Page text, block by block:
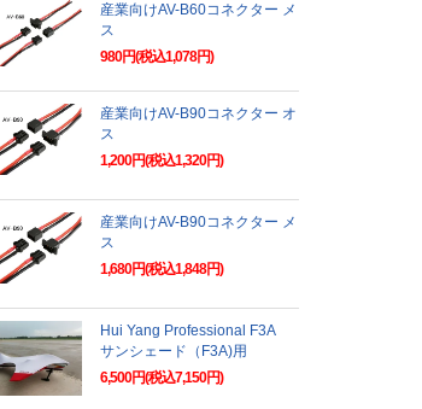
産業向けAV-B60コネクター メ
ス
980円(税込1,078円)
産業向けAV-B90コネクター オ
ス
1,200円(税込1,320円)
産業向けAV-B90コネクター メ
ス
1,680円(税込1,848円)
Hui Yang Professional F3A
サンシェード（F3A)用
6,500円(税込7,150円)